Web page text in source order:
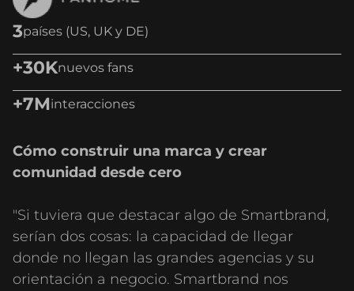
3países (US, UK y DE)
+30Knuevos fans
+7Minteracciones
Cómo construir una marca y crear
comunidad desde cero
"Si tuviera que destacar algo de Smartbrand,
serían dos cosas: la capacidad de llegar
donde no llegan las grandes agencias y su
orientación a negocio. Smartbrand nos